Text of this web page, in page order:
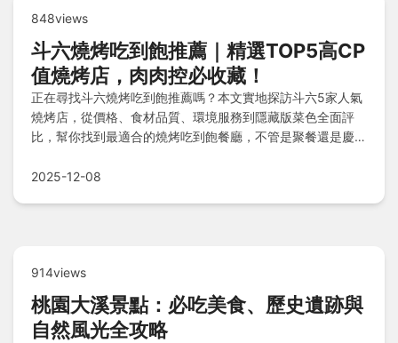
848views
斗六燒烤吃到飽推薦｜精選TOP5高CP
值燒烤店，肉肉控必收藏！
正在尋找斗六燒烤吃到飽推薦嗎？本文實地探訪斗六5家人氣
燒烤店，從價格、食材品質、環境服務到隱藏版菜色全面評
比，幫你找到最適合的燒烤吃到飽餐廳，不管是聚餐還是慶生
2025-12-08
914views
桃園大溪景點：必吃美食、歷史遺跡與
自然風光全攻略